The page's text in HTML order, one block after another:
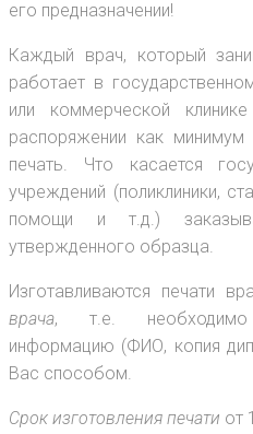
его предназначении!
Каждый врач, который
работает в
или коммерческой
распоряжении как
печать. Что касается
учреждений (поликлиники,
помощи и т.д.)
утвержденного образца.
Изготавливаются печати
врача, т.е. необходимо
информацию (ФИО, копия
Вас способом.
Срок изготовления печати от